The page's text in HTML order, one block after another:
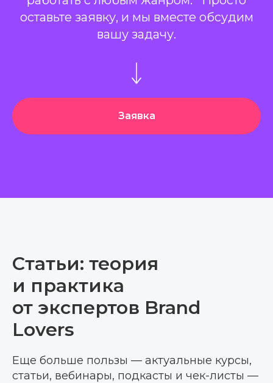
оставьте заявку, и мы вместе обсудим
вашу задачу.
Заявка
Статьи: теория
и практика
от экспертов Brand
Lovers
Еще больше пользы — актуальные курсы,
статьи, вебинары, подкасты и чек-листы —